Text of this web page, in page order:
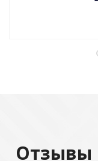
Отзывы